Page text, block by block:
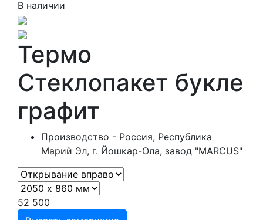
В наличии
Термо
Стеклопакет букле
графит
Производство - Россия, Республика
Марий Эл, г. Йошкар-Ола, завод "MARCUS"
52 500